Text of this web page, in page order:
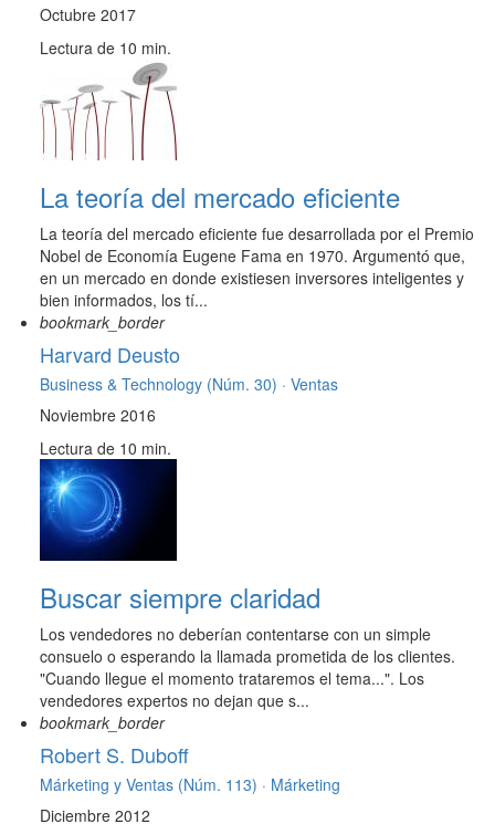
Octubre 2017
Lectura de 10 min.
La teoría del mercado eficiente
La teoría del mercado eficiente fue desarrollada por el Premio
Nobel de Economía Eugene Fama en 1970. Argumentó que,
en un mercado en donde existiesen inversores inteligentes y
bien informados, los tí...
bookmark_border
Harvard Deusto
Business & Technology (Núm. 30) · Ventas
Noviembre 2016
Lectura de 10 min.
Buscar siempre claridad
Los vendedores no deberían contentarse con un simple
consuelo o esperando la llamada prometida de los clientes.
"Cuando llegue el momento trataremos el tema...". Los
vendedores expertos no dejan que s...
bookmark_border
Robert S. Duboff
Márketing y Ventas (Núm. 113) · Márketing
Diciembre 2012